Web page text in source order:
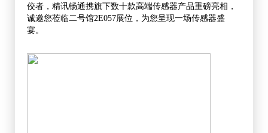
佼者，精讯畅通携旗下数十款高端传感器产品重磅亮相，
诚邀您莅临二号馆2E057展位，为您呈现一场传感器盛
宴。